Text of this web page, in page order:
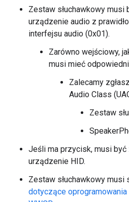
Zestaw słuchawkowy musi
urządzenie audio z
interfejsu audio (0x01).
Zarówno wejściowy,
musi mieć
Zalecamy
Audio Class
Zestaw
Jeśli ma przycisk, musi być
urządzenie HID.
Zestaw słuchawkowy musi
dotyczące